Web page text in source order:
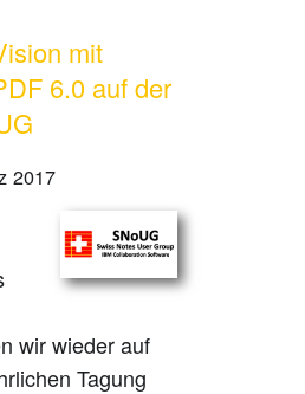
Hub
4
3
2
1
Termine
mit
6.0 auf der
2017
wir wieder auf
Tagung